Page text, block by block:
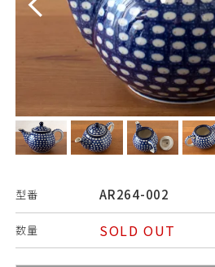
型番 AR264-002
数量 SOLD OUT